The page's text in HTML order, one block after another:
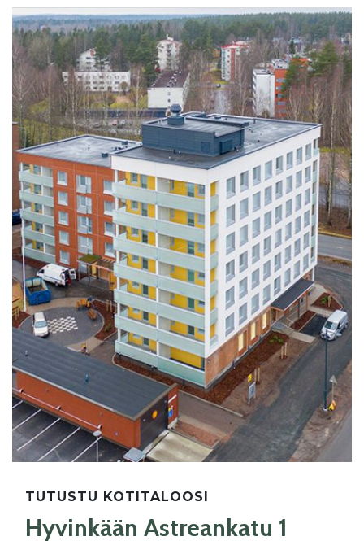
TUTUSTU KOTITALOOSI
Hyvinkään Astreankatu 1